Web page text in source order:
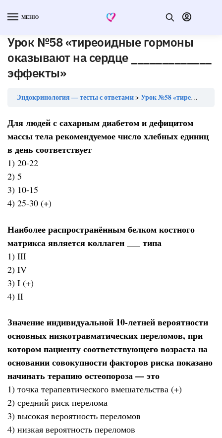
МЕНЮ
Урок №58 «тиреоидные гормоны
оказывают на сердце _____________
эффекты»
Эндокринология — тесты с ответами Урок №58 «тиреоидные гормоны оказывают на сердце _____________ эффекты»
Для людей с сахарным диабетом и дефицитом
массы тела рекомендуемое число хлебных единиц
в день соответствует
1) 20-22
2) 5
3) 10-15
4) 25-30 (+)
Наиболее распространённым белком костного
матрикса является коллаген ___ типа
1) III
2) IV
3) I (+)
4) II
Значение индивидуальной 10-летней вероятности
основных низкотравматических переломов, при
котором пациенту соответствующего возраста на
основании совокупности факторов риска показано
начинать терапию остеопороза — это
1) точка терапевтического вмешательства (+)
2) средний риск перелома
3) высокая вероятность переломов
4) низкая вероятность переломов